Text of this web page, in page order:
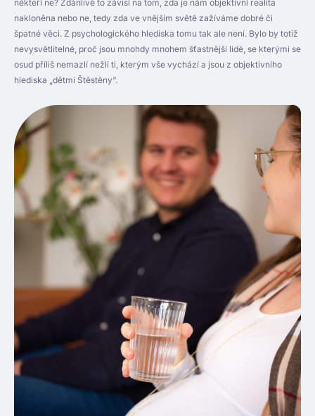
někteří ne? Zdánlivě to závisí na tom, zda je nám objektivní realita
nakloněna nebo ne, tedy zda ve vnějším světě zažíváme dobré či
špatné věci. Z psychologického hlediska tomu tak ale není. Bylo by totiž
nevysvětlitelné, proč jsou mnohdy mnohem šťastnější lidé, se kterými se
osud příliš nemazlí nežli ti, kterým vše vychází a jsou z objektivního
hlediska „dětmi Štěstěny“.